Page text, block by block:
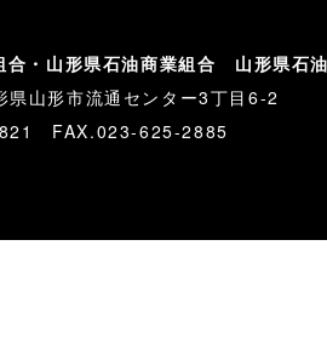
合・山形県石油商業組合 山形県石
山形市流通センター3丁目6-2
FAX.023-625-2885